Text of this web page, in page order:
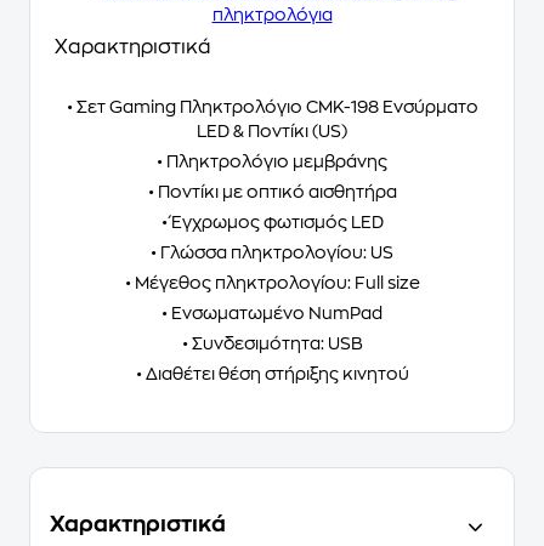
πληκτρολόγια
Χαρακτηριστικά
• Σετ Gaming Πληκτρολόγιο CMK-198 Ενσύρματο
LED & Ποντίκι (US)
• Πληκτρολόγιο μεμβράνης
• Ποντίκι με οπτικό αισθητήρα
• Έγχρωμος φωτισμός LED
• Γλώσσα πληκτρολογίου: US
• Μέγεθος πληκτρολογίου: Full size
• Ενσωματωμένο NumPad
• Συνδεσιμότητα: USB
• Διαθέτει θέση στήριξης κινητού
Χαρακτηριστικά